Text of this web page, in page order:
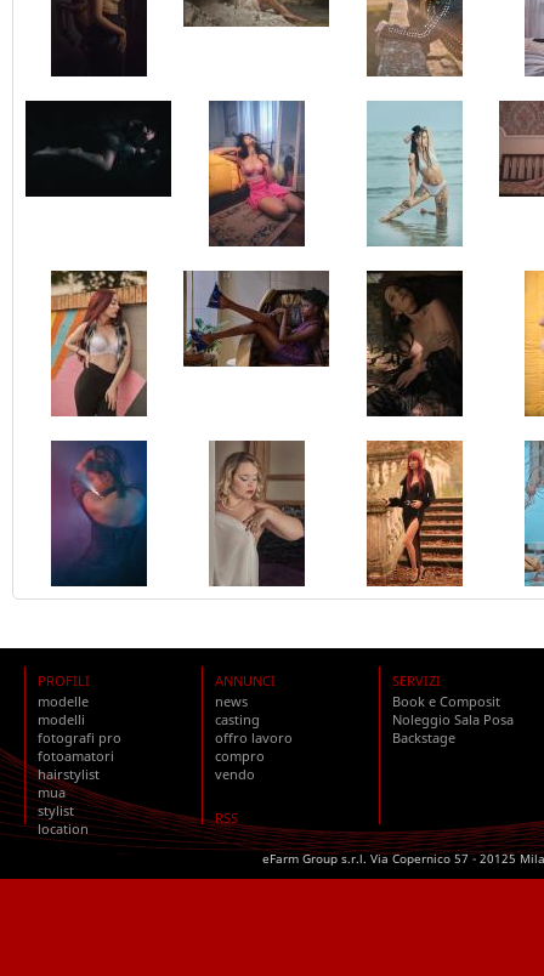
PROFILI
modelle
modelli
fotografi pro
fotoamatori
hairstylist
mua
stylist
location
ANNUNCI
news
casting
offro lavoro
compro
vendo
RSS
SERVIZI
Book e Composit
Noleggio Sala Posa
Backstage
eFarm Group s.r.l. Via Copernico 57 - 20125